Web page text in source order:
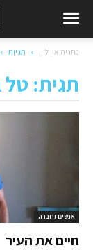
נתניה און ליין תגיות
תגית: טל
אנשים וחברה
חיים את העיר